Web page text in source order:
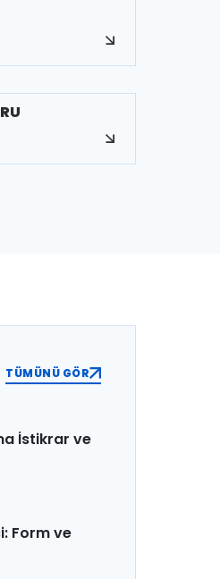
TÜMÜNÜ GÖR
İstikrar ve
Form ve